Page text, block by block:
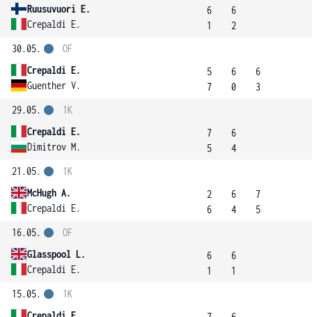
Ruusuvuori E.
Crepaldi E.
6
1
6
2
30.05.
Crepaldi E.
Guenther V.
OF
5
7
6
0
6
3
29.05.
Crepaldi E.
Dimitrov M.
1K
7
5
6
4
21.05.
McHugh A.
Crepaldi E.
1K
2
6
6
4
7
5
16.05.
Glasspool L.
Crepaldi E.
OF
6
1
6
1
15.05.
1K